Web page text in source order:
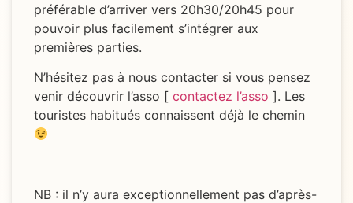
préférable d’arriver vers 20h30/20h45 pour
pouvoir plus facilement s’intégrer aux
premières parties.
N’hésitez pas à nous contacter si vous pensez
venir découvrir l’asso [ contactez l’asso ]. Les
touristes habitués connaissent déjà le chemin
NB : il n’y aura exceptionnellement pas d’après-